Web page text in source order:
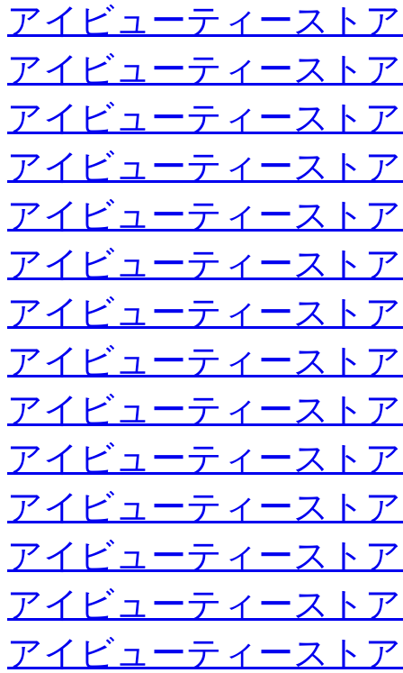
アイビューティースト
アイビューティースト
アイビューティースト
アイビューティースト
アイビューティースト
アイビューティースト
アイビューティースト
アイビューティースト
アイビューティースト
アイビューティースト
アイビューティースト
アイビューティースト
アイビューティースト
アイビューティースト